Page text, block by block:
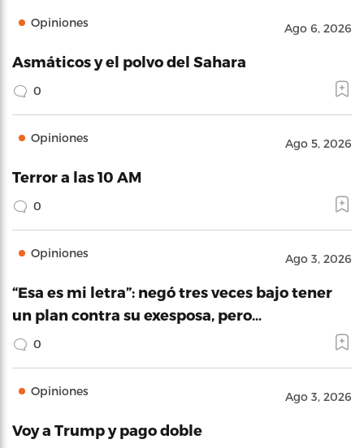
Opiniones Ago 6, 2026
Asmáticos y el polvo del Sahara
0
Opiniones Ago 5, 2026
Terror a las 10 AM
0
Opiniones Ago 3, 2026
“Esa es mi letra”: negó tres veces bajo tener
un plan contra su exesposa, pero…
0
Opiniones Ago 3, 2026
Voy a Trump y pago doble